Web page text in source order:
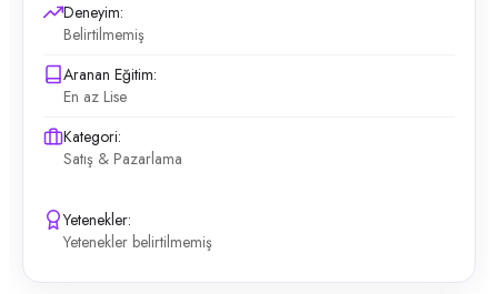
Deneyim:
Belirtilmemiş
Aranan Eğitim:
En az Lise
Kategori:
Satış & Pazarlama
Yetenekler:
Yetenekler belirtilmemiş